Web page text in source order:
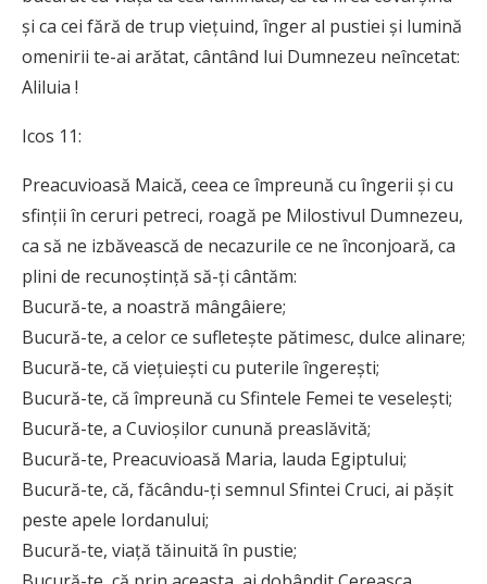
și ca cei fără de trup viețuind, înger al pustiei și lumină
omenirii te-ai arătat, cântând lui Dumnezeu neîncetat:
Aliluia !
Icos 11:
Preacuvioasă Maică, ceea ce împreună cu îngerii și cu
sfinții în ceruri petreci, roagă pe Milostivul Dumnezeu,
ca să ne izbăvească de necazurile ce ne înconjoară, ca
plini de recu­noștință să-ți cântăm:
Bucură-te, a noastră mângâiere;
Bucură-te, a celor ce sufletește pătimesc, dulce alinare;
Bucură-te, că viețuiești cu puterile îngerești;
Bucură-te, că împreună cu Sfintele Femei te veselești;
Bucură-te, a Cuvioșilor cunună preaslăvită;
Bucură-te, Preacuvioasă Maria, lauda Egiptului;
Bucură-te, că, făcându-ți semnul Sfintei Cruci, ai pășit
peste apele Iordanului;
Bucură-te, viață tăinuită în pustie;